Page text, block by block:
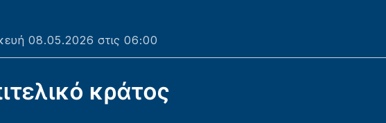
08.05.2026 στις 06:00
κράτος